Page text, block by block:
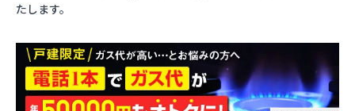
たします。